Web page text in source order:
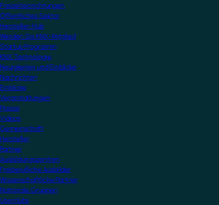
Freizeiteinrichtungen
Öffentliches Sektor
Hersteller-Hub
Werden Sie KNX-Mitglied
Startup Programm
KNX Technologie
Neuigkeiten und Einblicke
Nachrichten
Einblicke
Veranstaltungen
Presse
Videos
Gemeinschaft
Hersteller
Partner
Ausbildungszentren
Freiberufliche Ausbilder
Wissenschaftliche Partner
Nationale Gruppen
Userclubs